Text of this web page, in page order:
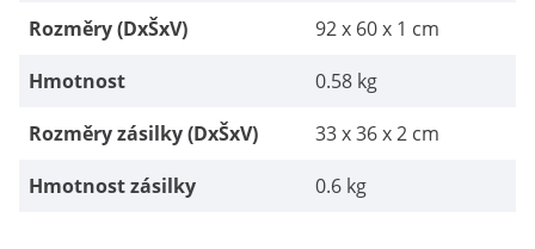
Rozměry (DxŠxV)
92 x 60 x 1 cm
Hmotnost
0.58 kg
Rozměry zásilky (DxŠxV)
33 x 36 x 2 cm
Hmotnost zásilky
0.6 kg